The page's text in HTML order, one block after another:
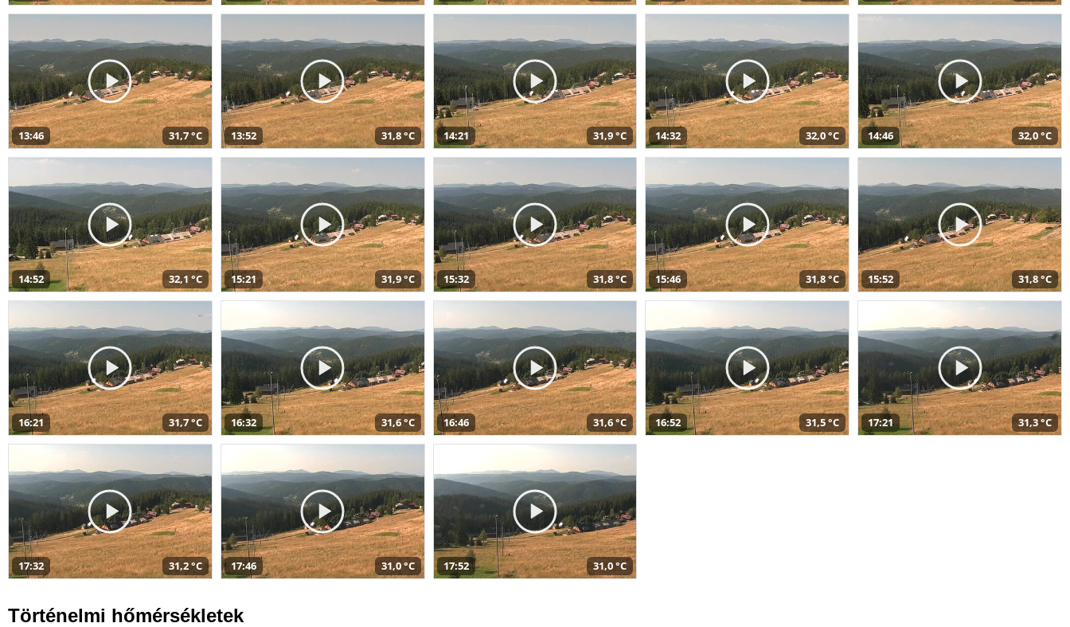
13:46 31,7 °C 13:52 31,8 °C 14:21 31,9 °C 14:32 32,0 °C 14:46 32,0 °C
14:52 32,1 °C 15:21 31,9 °C 15:32 31,8 °C 15:46 31,8 °C 15:52 31,8 °C
16:21 31,7 °C 16:32 31,6 °C 16:46 31,6 °C 16:52 31,5 °C 17:21 31,3 °C
17:32 31,2 °C 17:46 31,0 °C 17:52 31,0 °C
Történelmi hőmérsékletek